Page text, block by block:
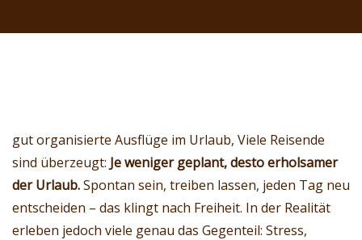
gut organisierte Ausflüge im Urlaub, Viele Reisende
sind überzeugt: Je weniger geplant, desto erholsamer
der Urlaub.Spontan sein, treiben lassen, jeden Tag neu
entscheiden – das klingt nach Freiheit. In der Realität
erleben jedoch viele genau das Gegenteil: Stress,